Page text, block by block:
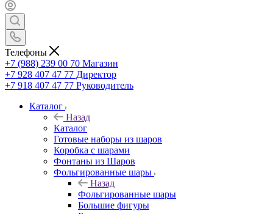
Телефоны
+7 (988) 239 00 70 Магазин
+7 928 407 47 77 Директор
+7 918 407 47 77 Руководитель
Каталог
Назад
Каталог
Готовые наборы из шаров
Коробка с шарами
Фонтаны из Шаров
Фольгированные шары
Назад
Фольгированные шары
Большие фигуры